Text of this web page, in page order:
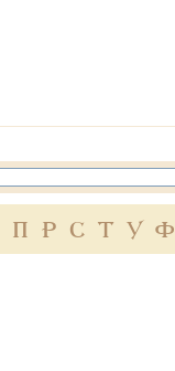
П Р С Т У Ф